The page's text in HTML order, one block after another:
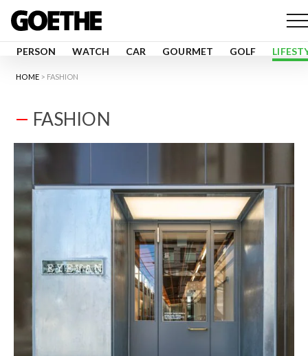
PERSON WATCH CAR GOURMET GOLF
HOME FASHION
FASHION